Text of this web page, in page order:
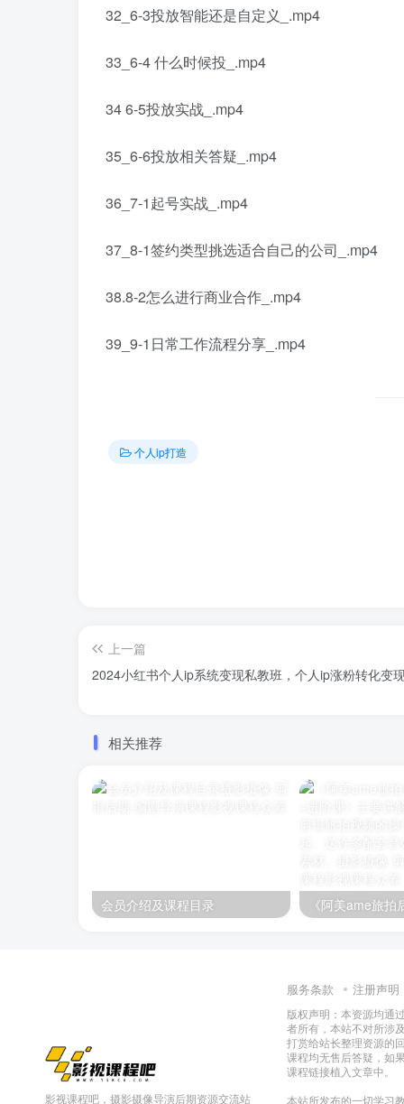
32_6-3投放智能还是自定义_.mp4
33_6-4 什么时候投_.mp4
34 6-5投放实战_.mp4
35_6-6投放相关答疑_.mp4
36_7-1起号实战_.mp4
37_8-1签约类型挑选适合自己的公司_.mp4
38.8-2怎么进行商业合作_.mp4
39_9-1日常工作流程分享_.mp4
个人ip打造
上一篇
2024小红书个人ip系统变现私教班，个人ip涨粉转化变
相关推荐
会员介绍及课程目录
影视课程吧，摄影摄像导演后期资源交流站
服务条款 注册声明
版权声明：本资源均通
者所有，本站不对所涉
打赏给站长整理资源的
课程均无售后答疑，如
课程链接植入文章中。
本站所发布的一切学习